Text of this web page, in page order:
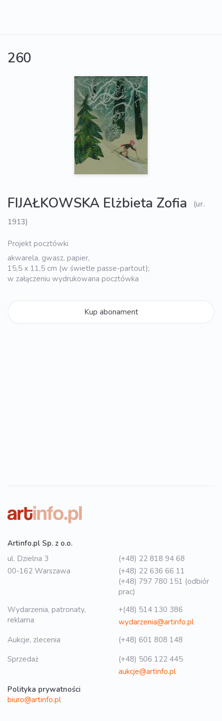
260
FIJAŁKOWSKA Elżbieta Zofia
(ur.
1913)
Projekt pocztówki
akwarela, gwasz, papier,
15,5 x 11,5 cm (w świetle passe-partout);
w załączeniu wydrukowana pocztówka
Kup abonament
Artinfo.pl Sp. z o.o.
ul. Dzielna 3
00-162 Warszawa
(+48) 22 818 94 68
(+48) 22 636 66 11
(+48) 797 780 151 (odbiór
prac)
Wydarzenia, patronaty,
reklama
+(48) 514 130 386
wydarzenia@artinfo.pl
Aukcje, zlecenia
(+48) 601 808 148
Sprzedaż
(+48) 506 122 445
aukcje@artinfo.pl
Polityka prywatności
biuro@artinfo.pl